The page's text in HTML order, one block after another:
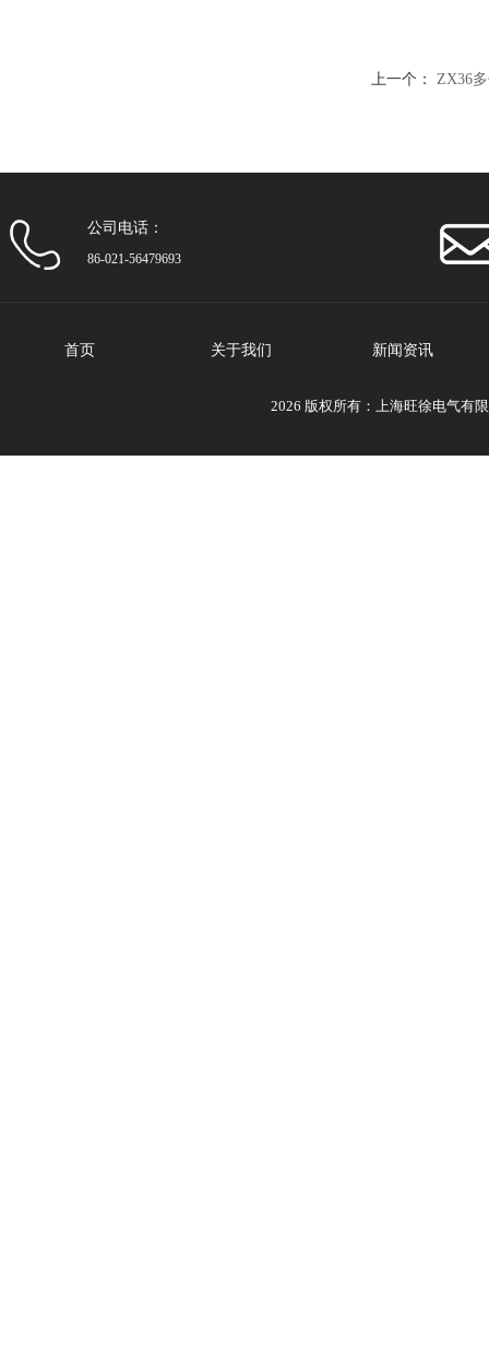
上一个： ZX36
公司电话：
86-021-56479693
首页 关于我们 新闻资讯
2026 版权所有：上海旺徐电气有